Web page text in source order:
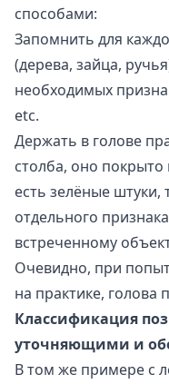
способами:
Запомнить для
(дерева, зайца,
необходимых
etc.
Держать в голове
столба, оно
есть зелёные штуки,
отдельного
встреченному
Очевидно, при
на практике, голова
Классификация
уточняющими и
В том же примере с